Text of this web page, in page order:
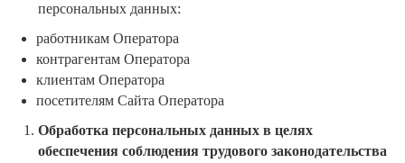
персональных данных:
работникам Оператора
контрагентам Оператора
клиентам Оператора
посетителям Сайта Оператора
Обработка персональных данных в целях
обеспечения соблюдения трудового законодательства